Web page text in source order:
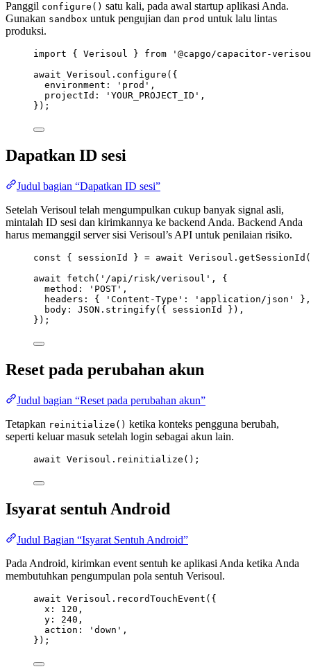
Panggil configure() satu kali, pada awal startup aplikasi Anda.
Gunakan sandbox untuk pengujian dan prod untuk lalu lintas
produksi.
import { Verisoul } from
'@capgo/capacitor-
await Verisoul. configure ({
environment:
'prod' ,
projectId:
'YOUR_PROJECT_ID' ,
});
Dapatkan ID sesi
Judul bagian “Dapatkan ID sesi”
Setelah Verisoul telah mengumpulkan cukup banyak signal asli,
mintalah ID sesi dan kirimkannya ke backend Anda. Backend Anda
harus memanggil server sisi Verisoul’s API untuk penilaian risiko.
const { sessionId } = await Verisoul. getSessionId
await
fetch ( '/api/risk/verisoul' , {
method:
'POST' ,
headers: {
'Content-Type' : 'application/json'
},
body: JSON . stringify({ sessionId }),
});
Reset pada perubahan akun
Judul bagian “Reset pada perubahan akun”
Tetapkan reinitialize() ketika konteks pengguna berubah,
seperti keluar masuk setelah login sebagai akun lain.
await Verisoul. reinitialize ();
Isyarat sentuh Android
Judul Bagian “Isyarat Sentuh Android”
Pada Android, kirimkan event sentuh ke aplikasi Anda ketika Anda
membutuhkan pengumpulan pola sentuh Verisoul.
await Verisoul. recordTouchEvent ({
x: 120 ,
y: 240 ,
action:
'down' ,
});